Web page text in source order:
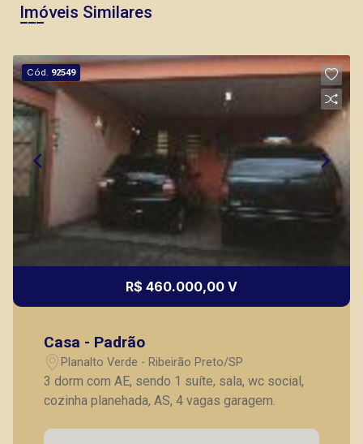
Imóveis Similares
Cód. 92549
R$ 460.000,00 V
Casa - Padrão
Planalto Verde - Ribeirão Preto/SP
3 dorm com AE, sendo 1 suíte, sala, wc social,
cozinha planehada, AS, 4 vagas garagem.